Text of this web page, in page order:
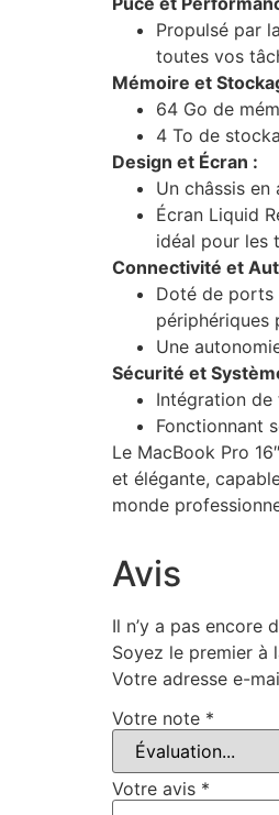
Propulsé par
toutes vos
Mémoire et
64 Go de
4 To de
Design et Écran :
Un châssis
Écran Liquid
idéal pour les
Connectivité et
Doté de ports
périphériques
Une
Sécurité et
Intégration de
Fonctionnant
Le MacBook Pro
et élégante,
monde
Avis
Il n’y a pas encore
Soyez le premier à
Votre adresse e-
Votre note *
Votre avis *